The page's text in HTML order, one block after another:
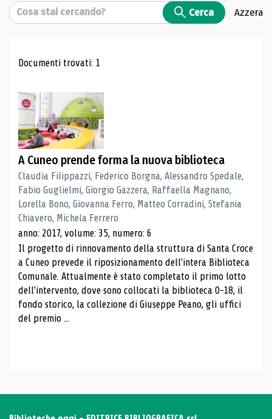
Cerca Cerca Azzera
Risultati di ricerca
Documenti trovati: 1
A Cuneo prende forma la nuova biblioteca
Claudia Filippazzi, Federico Borgna, Alessandro Spedale,
Fabio Guglielmi, Giorgio Gazzera, Raffaella Magnano,
Lorella Bono, Giovanna Ferro, Matteo Corradini, Stefania
Chiavero, Michela Ferrero
anno: 2017, volume: 35, numero: 6
Il progetto di rinnovamento della struttura di Santa Croce
a Cuneo prevede il riposizionamento dell'intera Biblioteca
Comunale. Attualmente è stato completato il primo lotto
dell'intervento, dove sono collocati la biblioteca 0-18, il
fondo storico, la collezione di Giuseppe Peano, gli uffici
del premio ...